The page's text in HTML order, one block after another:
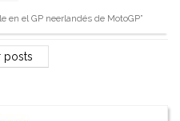
en el GP neerlandés de MotoGP”
posts